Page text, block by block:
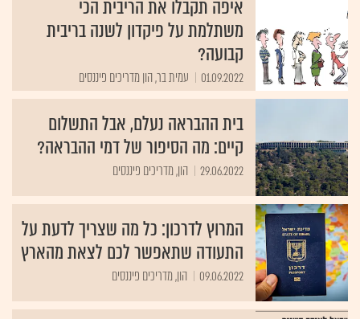
איפה תקבלו את הריבית הכי
משתלמת על פיקדון לשנה בריבית
קבועה?
01.09.2022 עמית בר, הון מדריכים פיננסים
בית ההבראה נעלם, אבל התשלום
קיים: מה הסיפור של דמי ההבראה?
29.06.2022 הון, מדריכים פיננסים
המרוץ לדרכון: כל מה שצריך לדעת על
התעודה שתאפשר לכם לצאת מהארץ
09.06.2022 הון, מדריכים פיננסים